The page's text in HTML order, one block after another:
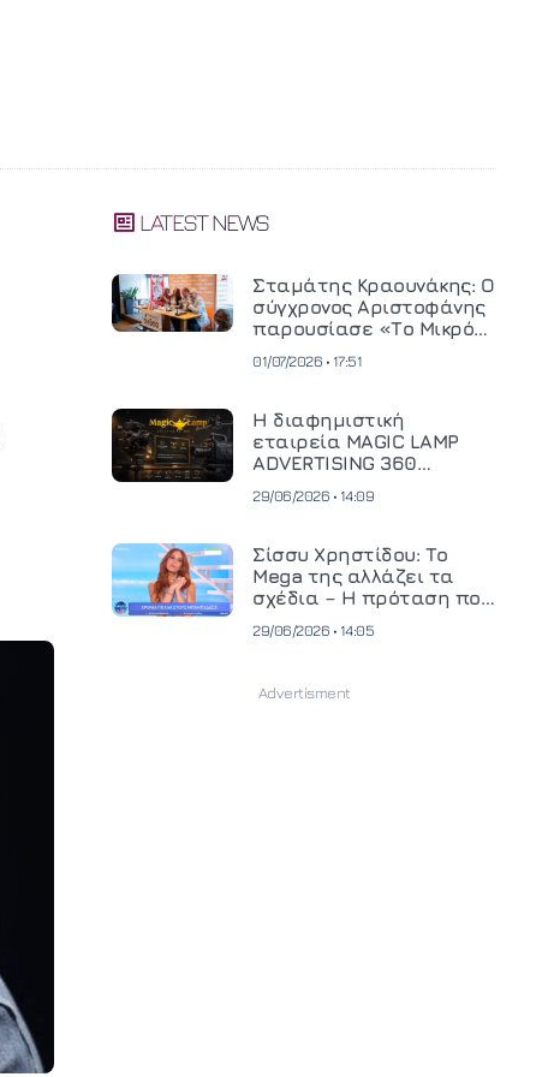
LATEST NEWS
Σταμάτης Κραουνάκης: Ο
σύγχρονος Αριστοφάνης
παρουσίασε «Το Μικρό
01/07/2026 • 17:51
Η διαφημιστική
εταιρεία MAGIC LAMP
ADVERTISING 360
κινηματογραφική
και ανεβάζει τον πήχη
στην παραγωγή
οπτικοακουστικού
περιεχομένου
29/06/2026 • 14:09
Σίσσυ Χρηστίδου: Το
Mega της αλλάζει τα
σχέδια – Η πρόταση που
29/06/2026 • 14:05